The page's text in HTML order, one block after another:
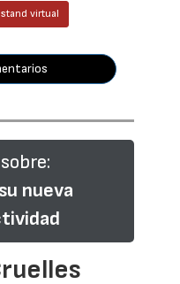
virtual
nueva